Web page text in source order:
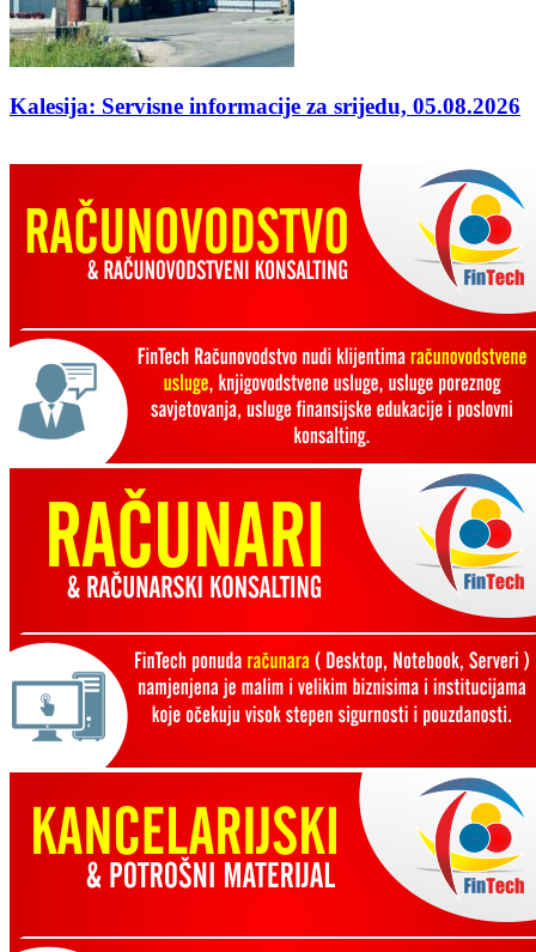
Kalesija: Servisne informacije za srijedu, 05.08.2026